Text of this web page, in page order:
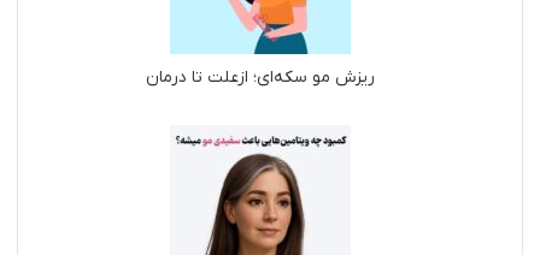
ریزش مو سکه‌ای؛ ازعلت تا درمان